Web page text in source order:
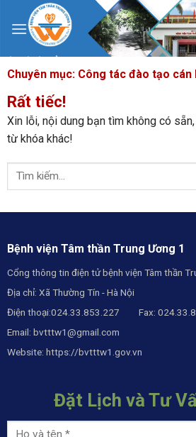
content
Chuyên mục: Công tác đào tạo cán
Rất tiếc!
Xin lỗi, nội dung bạn tìm không có
từ khóa khác!
Bệnh viện Tâm thần Trung Ương 1
Cổng thông tin điện tử bệnh viện Tâm thần
Địa chỉ: Xã Thường Tín - Hà Nội
Điện thoại:024.33.853.227 Fax:
Email: bvtttw1@gmail.com
Website: https://bvtttw1.gov.vn
Đặt Lịch và Tư